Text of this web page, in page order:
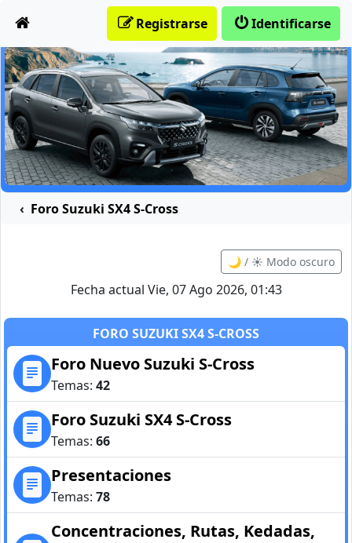
Identificarse
Registrarse
Foro Suzuki SX4 S-Cross
🌙 / ☀️ Modo oscuro
Fecha actual Vie, 07 Ago 2026, 01:43
FORO SUZUKI SX4 S-CROSS
Foro Nuevo Suzuki S-Cross
Temas: 42
Foro Suzuki SX4 S-Cross
Temas: 66
Presentaciones
Temas: 78
Concentraciones, Rutas, Kedadas,